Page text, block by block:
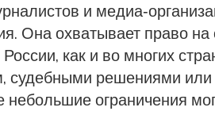
и
Она охватывает право на
как и во многих
судебными решениями
ограничения